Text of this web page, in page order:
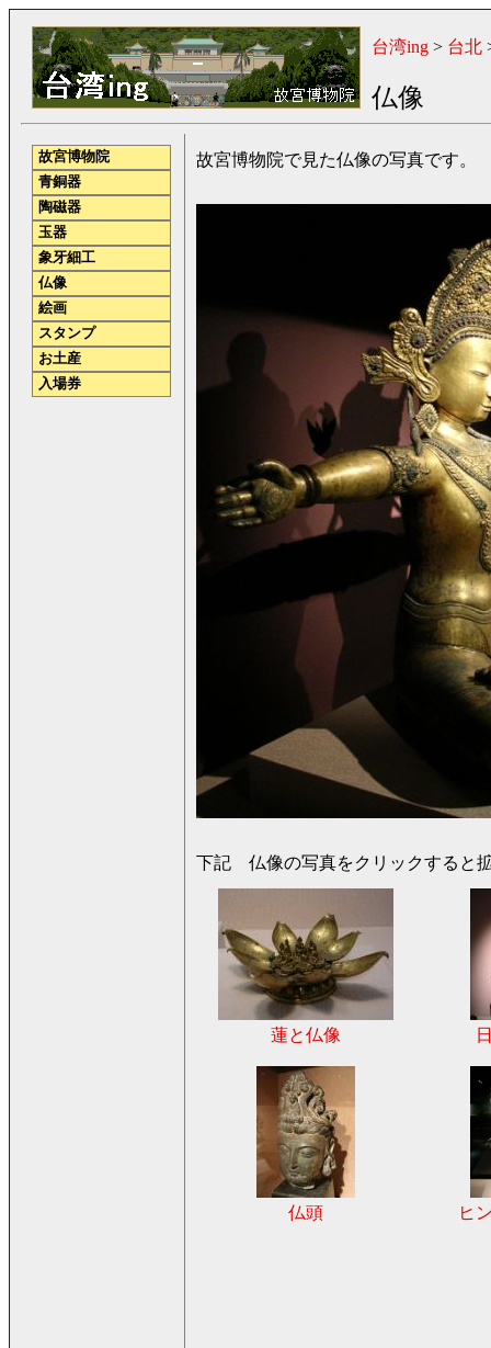
台湾ing > 台北
仏像
故宮博物院で見た仏像の写真です。
下記 仏像の写真をクリックすると
蓮と仏像
仏頭 ヒ
故宮博物院
青銅器
陶磁器
玉器
象牙細工
仏像
絵画
スタンプ
お土産
入場券